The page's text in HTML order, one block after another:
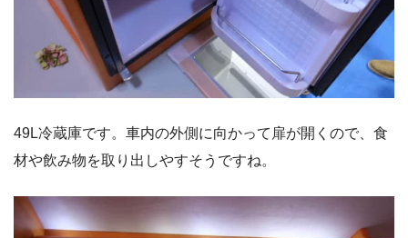
49L冷蔵庫です。車内の外側に向かって扉が開くので、食
材や飲み物を取り出しやすそうですね。